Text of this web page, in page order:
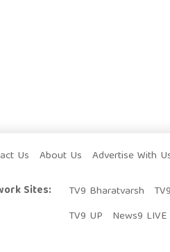
Us About Us Advertise With
Sites:
TV9 Bharatvarsh
TV9 UP
News9 LIVE